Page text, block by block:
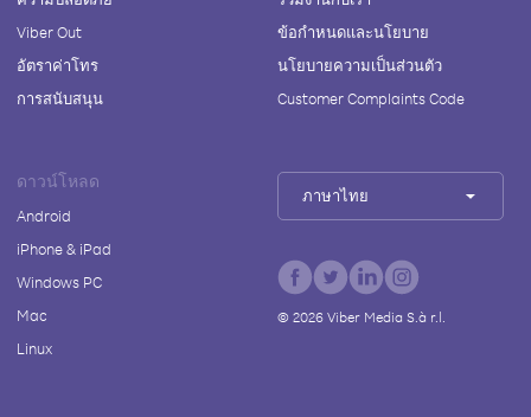
Viber Out
อัตราค่าโทร
การสนับสนุน
ข้อกำหนดและนโยบาย
นโยบายความเป็นส่วนตัว
Customer Complaints Code
ดาวน์โหลด
Android
iPhone & iPad
Windows PC
Mac
Linux
ภาษาไทย
© 2026Viber Media S.à r.l.